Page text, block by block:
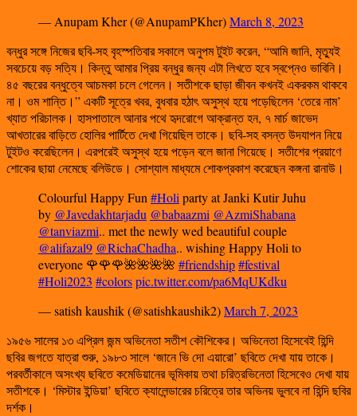
— Anupam Kher (@AnupamPKher)March 8, 2023
বন্ধুর সঙ্গে নিজের ছবি-সহ বৃহস্পতিবার সকালে অনুপম টুইট করেন, “আমি জানি, মৃত্যুই
সবচেয়ে বড় সত্যি। কিন্তু আমার প্রিয় বন্ধুর জন্য এটা লিখতে হবে স্বপ্নেও ভাবিনি।
৪৫ বছরের বন্ধুত্বে আচমকা চলে গেলেন। সতীশকে ছাড়া জীবন কখনই একরকম থাকবে
না। ওম শান্তি।” একটি সূত্রে খবর, বুধবার হঠাৎ অসুস্থ হয়ে পড়েছিলেন ‘তেরে নাম’
খ্যাত পরিচালক। হাসপাতালে আনার পথে হৃদরোগে আক্রান্ত হন, ৭ মার্চ জাভেদ
আখতারের বাড়িতে হোলির পার্টিতে দেখা গিয়েছিল তাকে। ছবি-সহ বসন্ত উদযাপন নিয়ে
টুইটও করেছিলেন। এরপরেই অসুস্থ হয়ে পড়েন বলে জানা গিয়েছে। সতীশের প্রয়াণে
শোকের ছায়া নেমেছে বলিউডে। সোশ্যাল মাধ্যমে শোকপ্রকাশ করেছেন কঙ্গনা রানাউ।
Colourful Happy Fun #Holi party at Janki Kutir Juhu
by @Javedakhtarjadu @babaazmi @AzmiShabana
@tanviazmi.. met the newly wed beautiful couple
@alifazal9 @RichaChadha.. wishing Happy Holi to
everyone 🌹🌹🌹🌺🌺🌺🌺 #friendship#festival
#Holi2023 #colorspic.twitter.com/pa6MqUKdku
— satish kaushik (@satishkaushik2)March 7, 2023
১৯৫৬ সালের ১৩ এপ্রিল জন্ম অভিনেতা সতীশ কৌশিকের। অভিনেতা হিসেবেই হিন্দি
ছবির জগতে যাত্রা শুরু, ১৯৮৩ সালে ‘জানে ভি দো এয়ারো’ ছবিতে দেখা যায় তাকে।
পরবর্তীকালে অসংখ্য ছবিতে কমেডিয়ানের ভূমিকায় তথা চরিত্রভিনেতা হিসেবেও দেখা যায়
সতীশকে। ‘মিস্টার ইন্ডিয়া’ ছবিতে ক্যালেন্ডারের চরিত্রে তার অভিনয় ভুলবে না হিন্দি ছবির
দর্শক।